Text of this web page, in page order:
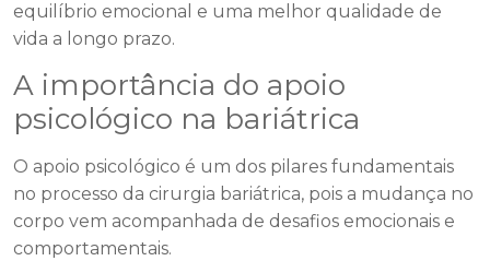
equilíbrio emocional e uma melhor qualidade de
vida a longo prazo.
A importância do apoio
psicológico na bariátrica
O apoio psicológico é um dos pilares fundamentais
no processo da cirurgia bariátrica, pois a mudança no
corpo vem acompanhada de desafios emocionais e
comportamentais.